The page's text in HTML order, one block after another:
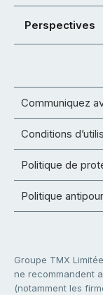
Perspectives
Communiquez
Conditions
Politique de
Politique
Groupe TMX
ne recommandent
(notamment les